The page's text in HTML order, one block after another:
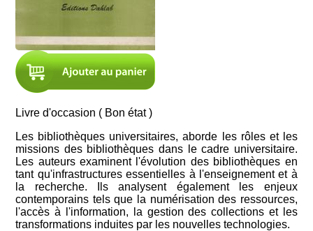
Livre d'occasion ( Bon état )
Les bibliothèques universitaires, aborde les rôles et les
missions des bibliothèques dans le cadre universitaire.
Les auteurs examinent l'évolution des bibliothèques en
tant qu'infrastructures essentielles à l'enseignement et à
la recherche. Ils analysent également les enjeux
contemporains tels que la numérisation des ressources,
l'accès à l'information, la gestion des collections et les
transformations induites par les nouvelles technologies.